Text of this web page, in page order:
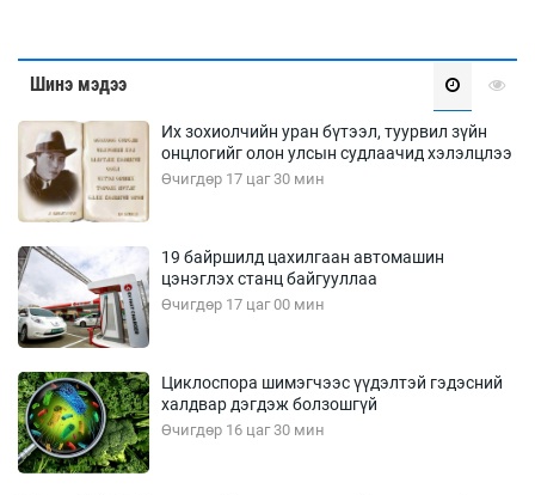
Шинэ мэдээ
Их зохиолчийн уран бүтээл, туурвил зүйн
онцлогийг олон улсын судлаачид хэлэлцлээ
Өчигдөр 17 цаг 30 мин
19 байршилд цахилгаан автомашин
цэнэглэх станц байгууллаа
Өчигдөр 17 цаг 00 мин
Циклоспора шимэгчээс үүдэлтэй гэдэсний
халдвар дэгдэж болзошгүй
Өчигдөр 16 цаг 30 мин